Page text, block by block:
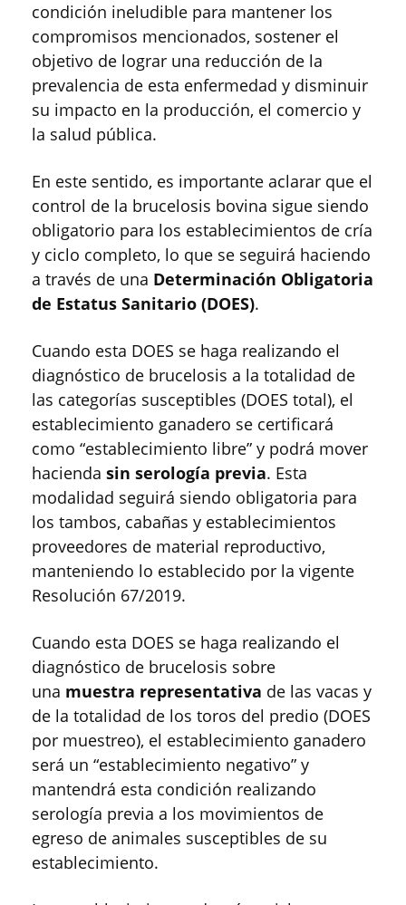
condición ineludible para mantener los
compromisos mencionados, sostener el
objetivo de lograr una reducción de la
prevalencia de esta enfermedad y disminuir
su impacto en la producción, el comercio y
la salud pública.
En este sentido, es importante aclarar que el
control de la brucelosis bovina sigue siendo
obligatorio para los establecimientos de cría
y ciclo completo, lo que se seguirá haciendo
a través de una Determinación Obligatoria
de Estatus Sanitario (DOES).
Cuando esta DOES se haga realizando el
diagnóstico de brucelosis a la totalidad de
las categorías susceptibles (DOES total), el
establecimiento ganadero se certificará
como “establecimiento libre” y podrá mover
hacienda sin serología previa. Esta
modalidad seguirá siendo obligatoria para
los tambos, cabañas y establecimientos
proveedores de material reproductivo,
manteniendo lo establecido por la vigente
Resolución 67/2019.
Cuando esta DOES se haga realizando el
diagnóstico de brucelosis sobre
una muestra representativa de las vacas y
de la totalidad de los toros del predio (DOES
por muestreo), el establecimiento ganadero
será un “establecimiento negativo” y
mantendrá esta condición realizando
serología previa a los movimientos de
egreso de animales susceptibles de su
establecimiento.